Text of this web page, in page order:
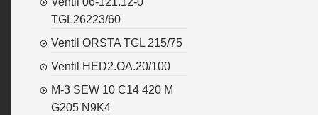
TGL26223/60
Ventil ORSTA TGL 215/75
Ventil HED2.OA.20/100
M-3 SEW 10 C14 420 M
G205 N9K4